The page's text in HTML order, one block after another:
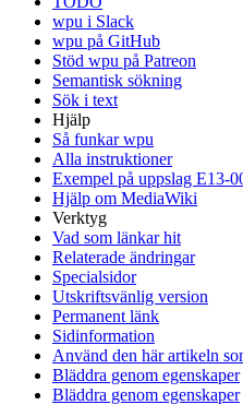
wpu i Slack
wpu på GitHub
Stöd wpu på Patreon
Semantisk sökning
Sök i text
Hjälp
Så funkar wpu
Alla instruktioner
Exempel på uppslag E13-
Hjälp om MediaWiki
Verktyg
Vad som länkar hit
Relaterade ändringar
Specialsidor
Utskriftsvänlig version
Permanent länk
Sidinformation
Använd den här artikeln
Bläddra genom egenskaper
Bläddra genom egenskaper